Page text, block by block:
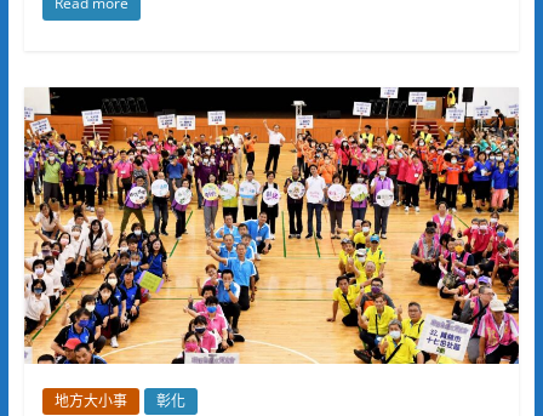
地方大小事 彰化